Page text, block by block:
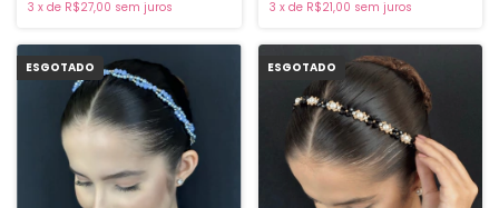
3 x de R$27,00 sem juros 3 x de R$21,00 sem juros
ESGOTADO ESGOTADO